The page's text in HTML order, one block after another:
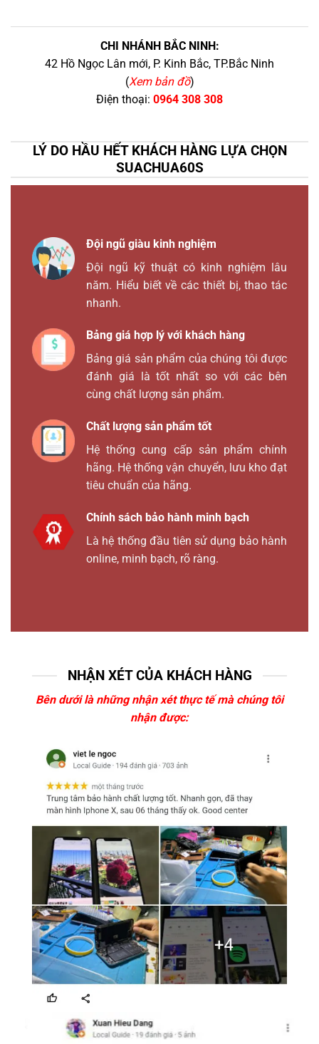
CHI NHÁNH BẮC NINH:
42 Hồ Ngọc Lân mới, P. Kinh Bắc, TP.Bắc Ninh
(Xem bản đồ)
Điện thoại: 0964 308 308
LÝ DO HẦU HẾT KHÁCH HÀNG LỰA CHỌN
SUACHUA60S
Đội ngũ giàu kinh nghiệm
Đội ngũ kỹ thuật có kinh nghiệm lâu
năm. Hiểu biết về các thiết bị, thao tác
nhanh.
Bảng giá hợp lý với khách hàng
Bảng giá sản phẩm của chúng tôi được
đánh giá là tốt nhất so với các bên
cùng chất lượng sản phẩm.
Chất lượng sản phẩm tốt
Hệ thống cung cấp sản phẩm chính
hãng. Hệ thống vận chuyển, lưu kho đạt
tiêu chuẩn của hãng.
Chính sách bảo hành minh bạch
Là hệ thống đầu tiên sử dụng bảo hành
online, minh bạch, rõ ràng.
NHẬN XÉT CỦA KHÁCH HÀNG
Bên dưới là những nhận xét thực tế mà chúng tôi
nhận được: